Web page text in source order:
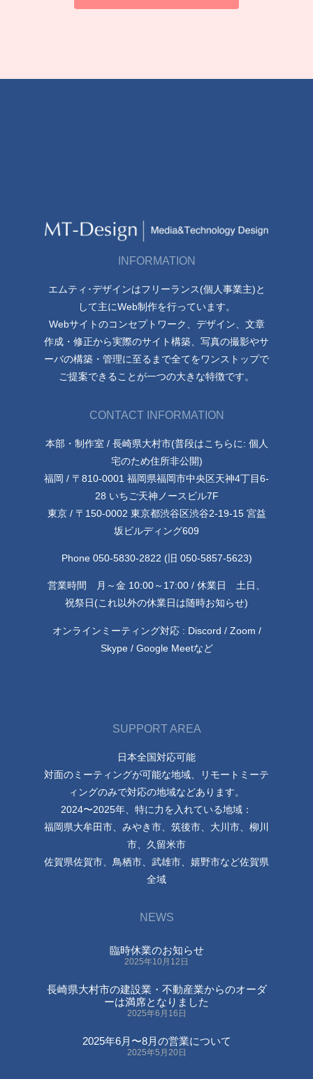
INFORMATION
エムティ･デザインはフリーランス(個人事業主)と
して主にWeb制作を行っています。
Webサイトのコンセプトワーク、デザイン、文章
作成・修正から実際のサイト構築、写真の撮影やサ
ーバの構築・管理に至るまで全てをワンストップで
ご提案できることが一つの大きな特徴です。
CONTACT INFORMATION
本部・制作室 / 長崎県大村市(普段はこちらに: 個人
宅のため住所非公開)
福岡 / 〒810-0001 福岡県福岡市中央区天神4丁目6-
28 いちご天神ノースビル7F
東京 / 〒150-0002 東京都渋谷区渋谷2-19-15 宮益
坂ビルディング609
Phone 050-5830-2822 (旧 050-5857-5623)
営業時間 月～金 10:00～17:00 / 休業日 土日、
祝祭日(これ以外の休業日は随時お知らせ)
オンラインミーティング対応 : Discord / Zoom /
Skype / Google Meetなど
SUPPORT AREA
日本全国対応可能
対面のミーティングが可能な地域、リモートミーテ
ィングのみで対応の地域などあります。
2024〜2025年、特に力を入れている地域：
福岡県大牟田市、みやき市、筑後市、大川市、柳川
市、久留米市
佐賀県佐賀市、鳥栖市、武雄市、嬉野市など佐賀県
全域
NEWS
臨時休業のお知らせ
2025年10月12日
長崎県大村市の建設業・不動産業からのオーダ
ーは満席となりました
2025年6月16日
2025年6月〜8月の営業について
2025年5月20日